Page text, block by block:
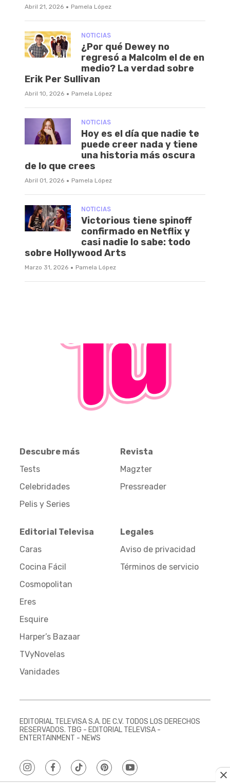
Abril 21, 2026 · Pamela López
NOTICIAS
¿Por qué Dewey no
regresó a Malcolm el de en
medio? La verdad sobre
Erik Per Sullivan
Abril 10, 2026 · Pamela López
NOTICIAS
Hoy es el día que nadie te
puede creer nada y tiene
una historia más oscura
de lo que crees
Abril 01, 2026 · Pamela López
NOTICIAS
Victorious tiene spinoff
confirmado en Netflix y
casi nadie lo sabe: todo
sobre Hollywood Arts
Marzo 31, 2026 · Pamela López
Descubre más
Tests
Celebridades
Pelis y Series
Revista
Magzter
Pressreader
Editorial Televisa
Caras
Cocina Fácil
Cosmopolitan
Eres
Esquire
Harper’s Bazaar
TVyNovelas
Vanidades
Legales
Aviso de privacidad
Términos de servicio
EDITORIAL TELEVISA S.A. DE C.V. TODOS LOS DERECHOS
RESERVADOS. TBG - EDITORIAL TELEVISA -
ENTERTAINMENT - NEWS
instagramfacebooktiktokpinterestyoutube